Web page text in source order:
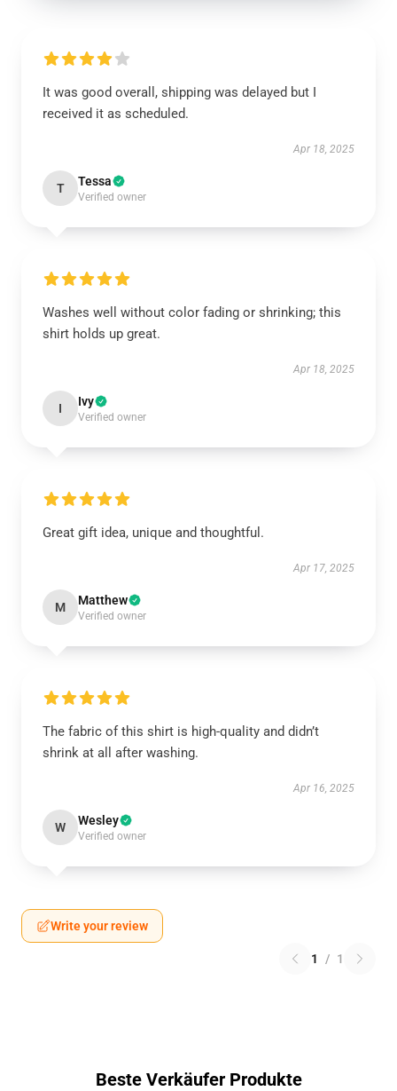
It was good overall, shipping was delayed but I
received it as scheduled.
Apr 18, 2025
T Tessa
Verified owner
Washes well without color fading or shrinking; this
shirt holds up great.
Apr 18, 2025
I Ivy
Verified owner
Great gift idea, unique and thoughtful.
Apr 17, 2025
M Matthew
Verified owner
The fabric of this shirt is high-quality and didn’t
shrink at all after washing.
Apr 16, 2025
W Wesley
Verified owner
Write your review
1 / 1
Beste Verkäufer Produkte